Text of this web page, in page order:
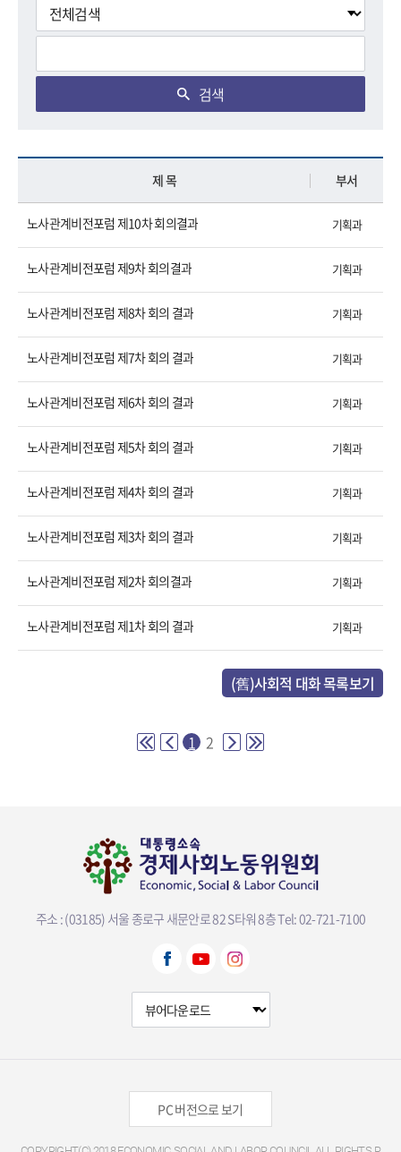
검색
제 목 부서
노사관계비전포럼 제10차 회의결과 기획과
노사관계비전포럼 제9차 회의결과 기획과
노사관계비전포럼 제8차 회의 결과 기획과
노사관계비전포럼 제7차 회의 결과 기획과
노사관계비전포럼 제6차 회의 결과 기획과
노사관계비전포럼 제5차 회의 결과 기획과
노사관계비전포럼 제4차 회의 결과 기획과
노사관계비전포럼 제3차 회의 결과 기획과
노사관계비전포럼 제2차 회의결과 기획과
노사관계비전포럼 제1차 회의 결과 기획과
(舊)사회적 대화 목록보기
1 2
주소 : (03185) 서울 종로구 새문안로 82 S타워 8층Tel: 02-721-7100
뷰어다운로드 선택
PC 버전으로 보기